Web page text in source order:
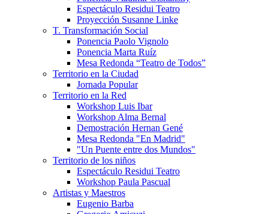
Espectáculo Residui Teatro
Proyección Susanne Linke
T. Transformación Social
Ponencia Paolo Vignolo
Ponencia Marta Ruíz
Mesa Redonda “Teatro de Todos”
Territorio en la Ciudad
Jornada Popular
Territorio en la Red
Workshop Luis Ibar
Workshop Alma Bernal
Demostración Hernan Gené
Mesa Redonda "En Madrid"
"Un Puente entre dos Mundos"
Territorio de los niños
Espectáculo Residui Teatro
Workshop Paula Pascual
Artistas y Maestros
Eugenio Barba